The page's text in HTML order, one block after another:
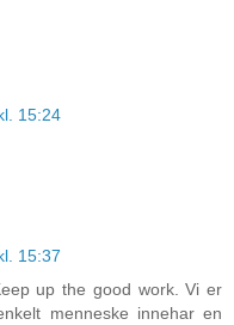
15:24
15:37
up the good work. Vi er
menneske innehar en